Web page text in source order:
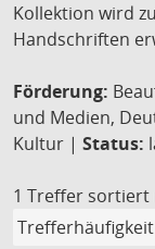
Kollektion wird
Handschriften
Förderung:
und Medien,
Kultur | Status:
1 Treffer sortiert